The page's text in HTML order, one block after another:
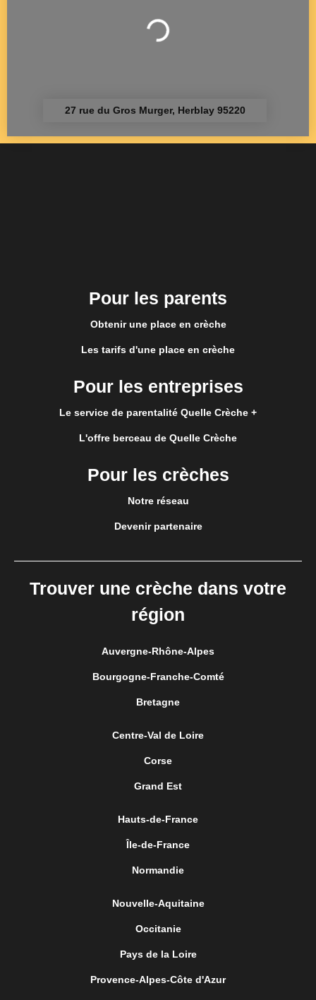
27 rue du Gros Murger, Herblay 95220
Pour les parents
Obtenir une place en crèche
Les tarifs d'une place en crèche
Pour les entreprises
Le service de parentalité Quelle Crèche +
L'offre berceau de Quelle Crèche
Pour les crèches
Notre réseau
Devenir partenaire
Trouver une crèche dans votre
région
Auvergne-Rhône-Alpes
Bourgogne-Franche-Comté
Bretagne
Centre-Val de Loire
Corse
Grand Est
Hauts-de-France
Île-de-France
Normandie
Nouvelle-Aquitaine
Occitanie
Pays de la Loire
Provence-Alpes-Côte d'Azur